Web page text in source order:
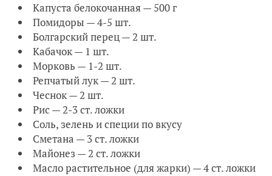
Капуста белокочанная — 500 г
Помидоры — 4-5 шт.
Болгарский перец — 2 шт.
Кабачок — 1 шт.
Морковь — 1-2 шт.
Репчатый лук — 2 шт.
Чеснок — 2 шт.
Рис — 2-3 ст. ложки
Соль, зелень и специи по вкусу
Сметана — 3 ст. ложки
Майонез — 2 ст. ложки
Масло растительное (для жарки) — 4 ст. ложки